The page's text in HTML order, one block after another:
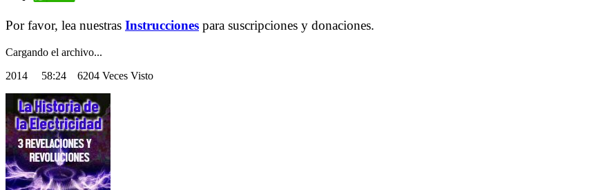
Por favor, lea nuestras Instrucciones para suscripciones y donaciones.
Cargando el archivo...
2014 58:24 6204 Veces Visto